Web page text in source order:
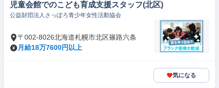
児童会館でのこども育成支援スタッフ(北区)
公益財団法人さっぽろ青少年女性活動協会
〒002-8026北海道札幌市北区篠路六条
月給18万7600円以上
気になる